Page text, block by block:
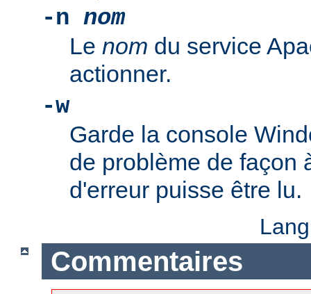
-n nom
Le nom du service
actionner.
-w
Garde la console
de problème de façon
d'erreur puisse être lu.
Commentaires